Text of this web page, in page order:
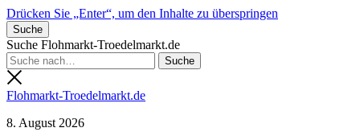
Drücken Sie „Enter“, um den Inhalte zu überspringen
Suche
Suche Flohmarkt-Troedelmarkt.de
Flohmarkt-Troedelmarkt.de
8. August 2026